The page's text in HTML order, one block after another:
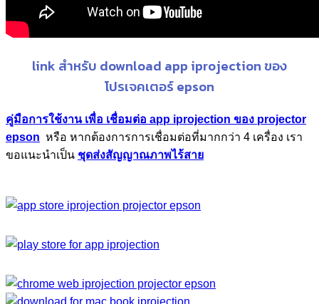
link สำหรับ download app iprojection ของ
โปรเจคเตอร์ epson
คู่มือการใช้งาน เพื่อ เชื่อมต่อ app iprojection ของ projector
epson หรือ หากต้องการการเชื่อมต่อที่มากกว่า 4 เครื่อง เรา
ขอแนะนำเป็น ชุดส่งสัญญาณภาพไร้สาย